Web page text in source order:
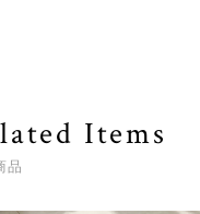
Items
品